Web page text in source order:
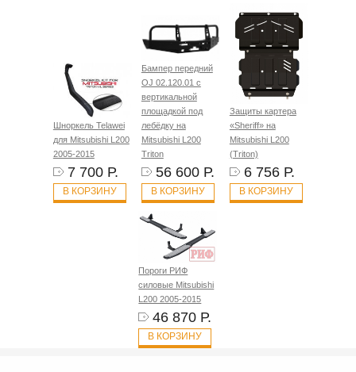
Шноркель Telawei
для Mitsubishi L200
2005-2015
7 700 Р.
В КОРЗИНУ
Бампер передний
OJ 02.120.01 с
вертикальной
площадкой под
лебёдку на
Mitsubishi L200
Triton
56 600 Р.
В КОРЗИНУ
Защиты картера
«Sheriff» на
Mitsubishi L200
(Triton)
6 756 Р.
В КОРЗИНУ
Пороги РИФ
силовые Mitsubishi
L200 2005-2015
46 870 Р.
В КОРЗИНУ